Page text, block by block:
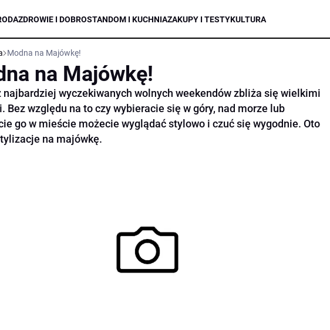
ZDROWIE I DOBROSTANDOM I KUCHNIAZAKUPY I TESTYKULTURA
Modna na Majówkę!
na Majówkę!
najbardziej wyczekiwanych wolnych weekendów zbliża się wielkimi
Bez względu na to czy wybieracie się w góry, nad morze lub
go w mieście możecie wyglądać stylowo i czuć się wygodnie. Oto
na majówkę.